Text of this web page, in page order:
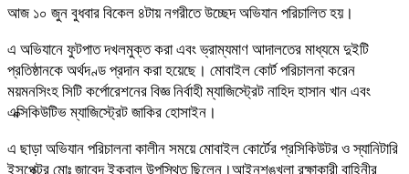
আজ ১০ জুন বুধবার বিকেল ৪টায় নগরীতে উচ্ছেদ অভিযান পরিচালিত হয়।
এ অভিযানে ফুটপাত দখলমুক্ত করা এবং ভ্রাম্যমাণ আদালতের মাধ্যমে দুইটি
প্রতিষ্ঠানকে অর্থদণ্ড প্রদান করা হয়েছে। মোবাইল কোর্ট পরিচালনা করেন
ময়মনসিংহ সিটি কর্পোরেশনের বিজ্ঞ নির্বাহী ম্যাজিস্ট্রেট নাহিদ হাসান খান এবং
এক্সিকিউটিভ ম্যাজিস্ট্রেট জাকির হোসাইন।
এ ছাড়া অভিযান পরিচালনা কালীন সময়ে মোবাইল কোর্টের প্রসিকিউটর ও স্যানিটারি
ইন্সপেক্টর মোঃ জাবেদ ইকবাল উপস্থিত ছিলেন।আইনশৃঙ্খলা রক্ষাকারী বাহিনীর